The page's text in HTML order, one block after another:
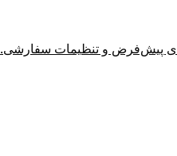
پیش‌فرض و تنظیمات سفارشی.